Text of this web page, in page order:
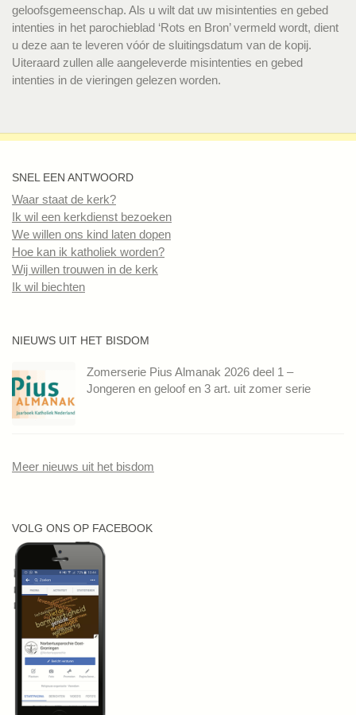
geloofsgemeenschap. Als u wilt dat uw misintenties en gebed
intenties in het parochieblad ‘Rots en Bron’ vermeld wordt, dient
u deze aan te leveren vóór de sluitingsdatum van de kopij.
Uiteraard zullen alle aangeleverde misintenties en gebed
intenties in de vieringen gelezen worden.
SNEL EEN ANTWOORD
Waar staat de kerk?
Ik wil een kerkdienst bezoeken
We willen ons kind laten dopen
Hoe kan ik katholiek worden?
Wij willen trouwen in de kerk
Ik wil biechten
NIEUWS UIT HET BISDOM
Zomerserie Pius Almanak 2026 deel 1 –
Jongeren en geloof en 3 art. uit zomer serie
Meer nieuws uit het bisdom
VOLG ONS OP FACEBOOK